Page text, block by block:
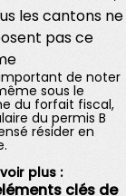
les cantons ne
pas ce
de noter
sous le
du forfait fiscal,
du permis B
résider en
plus :
clés de